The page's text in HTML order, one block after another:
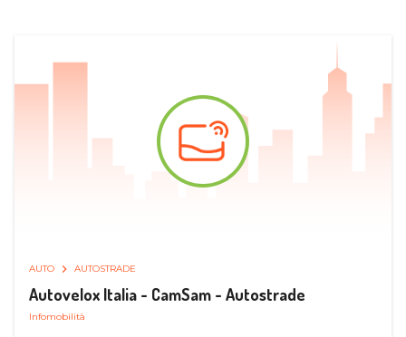
AUTO AUTOSTRADE
Autovelox Italia - CamSam - Autostrade
Infomobilità